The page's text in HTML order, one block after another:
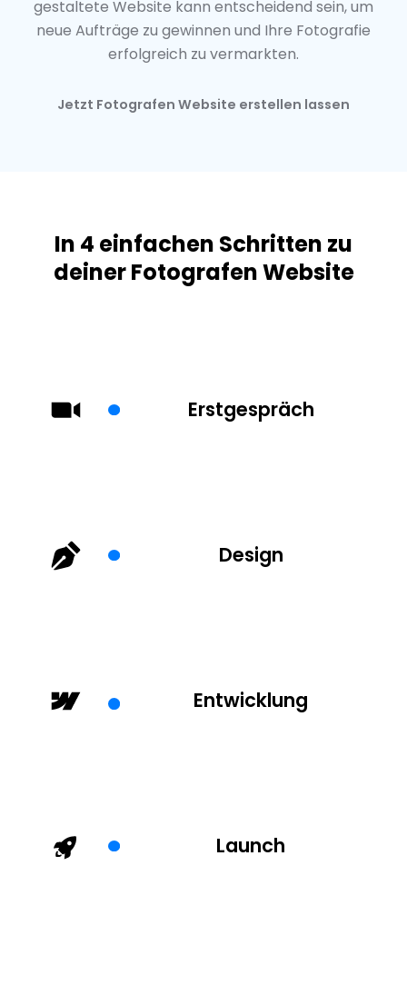
gestaltete Website kann entscheidend sein, um
neue Aufträge zu gewinnen und Ihre Fotografie
erfolgreich zu vermarkten.
Jetzt Fotografen Website erstellen lassen
In 4 einfachen Schritten zu
deiner Fotografen Website
Erstgespräch
Design
Entwicklung
Launch